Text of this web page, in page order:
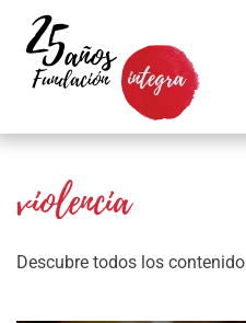
Skip to main content
violencia
Descubre todos los